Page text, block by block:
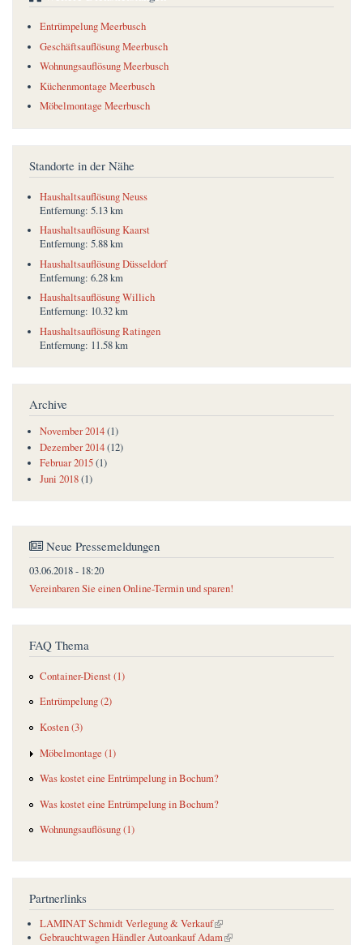
Entrümpelung Meerbusch
Geschäftsauflösung Meerbusch
Wohnungsauflösung Meerbusch
Küchenmontage Meerbusch
Möbelmontage Meerbusch
Standorte in der Nähe
Haushaltsauflösung Neuss
Entfernung: 5.13 km
Haushaltsauflösung Kaarst
Entfernung: 5.88 km
Haushaltsauflösung Düsseldorf
Entfernung: 6.28 km
Haushaltsauflösung Willich
Entfernung: 10.32 km
Haushaltsauflösung Ratingen
Entfernung: 11.58 km
Archive
November 2014(1)
Dezember 2014(12)
Februar 2015(1)
Juni 2018(1)
Neue Pressemeldungen
03.06.2018 - 18:20
Vereinbaren Sie einen Online-Termin und sparen!
FAQ Thema
Container-Dienst (1)
Entrümpelung (2)
Kosten (3)
Möbelmontage (1)
Was kostet eine Entrümpelung in Bochum?
Was kostet eine Entrümpelung in Bochum?
Wohnungsauflösung (1)
Partnerlinks
LAMINAT Schmidt Verlegung & Verkauf
(link is external)
Gebrauchtwagen Händler Autoankauf Adam
(link is external)